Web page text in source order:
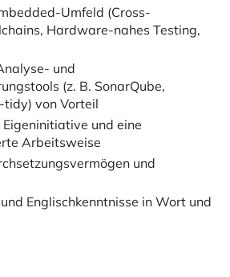
Umfeld (Cross-
Hardware-nahes Testing,
und
(z. B. SonarQube,
tidy) von Vorteil
und eine
Arbeitsweise
und
Englischkenntnisse in Wort und